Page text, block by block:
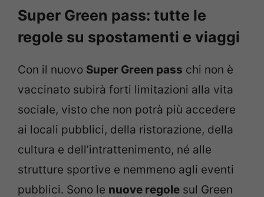
Super Green pass: tutte le
regole su spostamenti e viaggi
Con il nuovo Super Green pass chi non è
vaccinato subirà forti limitazioni alla vita
sociale, visto che non potrà più accedere
ai locali pubblici, della ristorazione, della
cultura e dell’intrattenimento, né alle
strutture sportive e nemmeno agli eventi
pubblici. Sono le nuove regole sul Green